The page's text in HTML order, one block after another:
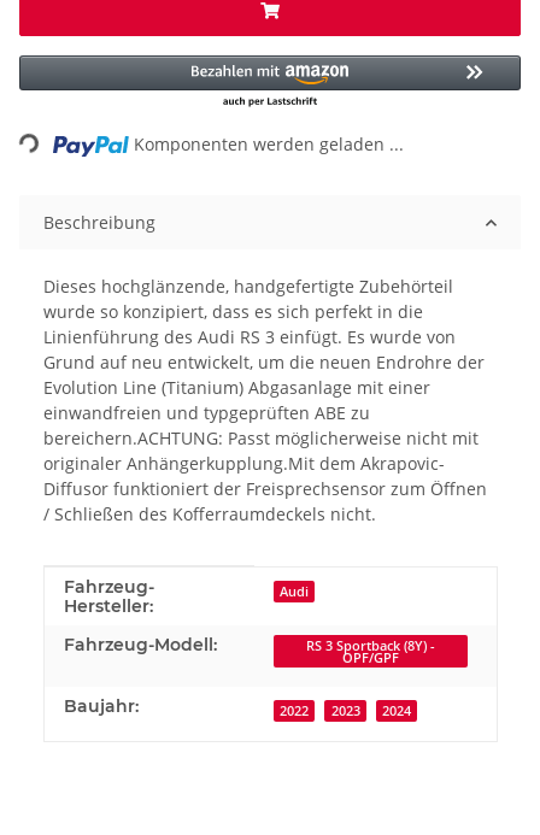
Komponenten werden geladen ...
Beschreibung
Dieses hochglänzende, handgefertigte Zubehörteil
wurde so konzipiert, dass es sich perfekt in die
Linienführung des Audi RS 3 einfügt. Es wurde von
Grund auf neu entwickelt, um die neuen Endrohre der
Evolution Line (Titanium) Abgasanlage mit einer
einwandfreien und typgeprüften ABE zu
bereichern.ACHTUNG: Passt möglicherweise nicht mit
originaler Anhängerkupplung.Mit dem Akrapovic-
Diffusor funktioniert der Freisprechsensor zum Öffnen
/ Schließen des Kofferraumdeckels nicht.
Produkteigenschaft
Wert
Fahrzeug-
Hersteller:
Audi
Fahrzeug-Modell: RS 3 Sportback (8Y) -
OPF/GPF
Baujahr: 2022 2023 2024